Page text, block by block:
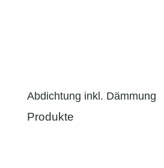
Abdichtung inkl. Dämmung
Produkte